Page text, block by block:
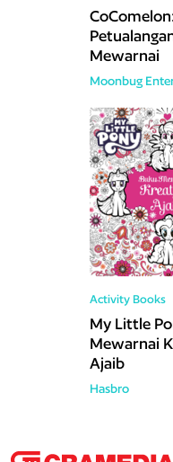
Mewarnai
Moonbug
Activity Books
My Little
Mewarnai
Ajaib
Hasbro